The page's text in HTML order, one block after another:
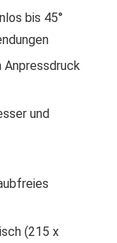
bis 45°
Anpressdruck
und
(215 x